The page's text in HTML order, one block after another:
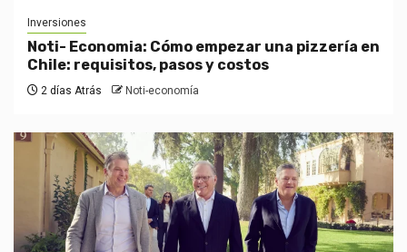
Inversiones
Noti- Economia: Cómo empezar una pizzería en
Chile: requisitos, pasos y costos
2 días Atrás Noti-economía